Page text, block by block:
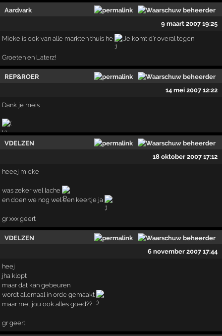
Aardvark
9 maart 2007 19:25
Mieke is ook van alle markten thuis he Je komt d'r overal tegen!
Groeten en Laterz!
REP&ROER
14 mei 2007 12:22
Dank je meis
VDELZEN
18 oktober 2007 17:12
heeej mieke
was zeker wel lache
en doen we nog wel een keertje ja
gr xxx geert
VDELZEN
6 november 2007 17:44
heej
jha klopt
maar dat kan gebeuren
wordt allemaal in orde gemaakt
maar met jou ook alles goed??
gr geert